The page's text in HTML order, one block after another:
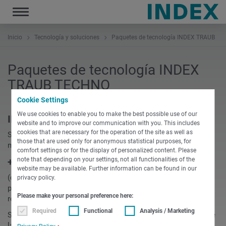
Cookie Settings
We use cookies to enable you to make the best possible use of our
website and to improve our communication with you. This includes
cookies that are necessary for the operation of the site as well as
those that are used only for anonymous statistical purposes, for
comfort settings or for the display of personalized content. Please
note that depending on your settings, not all functionalities of the
website may be available. Further information can be found in our
privacy policy.
Please make your personal preference here:
Required Functional Analysis / Marketing
Toggle
navigation
Inicio Tecnología y soluciones Paquetes de tecnología INDEX TRAUB
Paquetes de tecnología INDEX
TRAUB TECHNO
INDEX TRAUB-TECHNO:
Software para PC para programación CNC de tecnologías de
mecanizado adicionales.
+ Paquetes de tecnología I
(opciones): Los paquetes de tecnología permiten un
procesamiento tecnológico adicional con la salida de
registros CNC para su posterior procesamiento
Se ejecuta y se puede utilizar en el PC independientemente
de